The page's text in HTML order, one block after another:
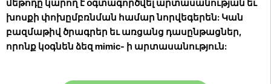
մեթոդը կարող է օգտագործվել արտասանության եւ
խոսքի փոխըմբռնման համար նորվեգերեն: Կան
բազմաթիվ ծրագրեր եւ առցանց դասընթացներ,
որոնք կօգնեն ձեզ mimic- ի արտասանություն: